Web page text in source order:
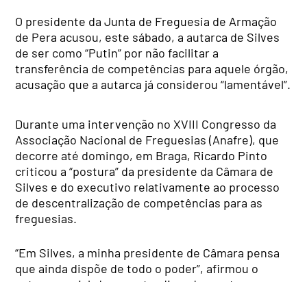
O presidente da Junta de Freguesia de Armação
de Pera acusou, este sábado, a autarca de Silves
de ser como “Putin” por não facilitar a
transferência de competências para aquele órgão,
acusação que a autarca já considerou “lamentável”.
Durante uma intervenção no XVIII Congresso da
Associação Nacional de Freguesias (Anafre), que
decorre até domingo, em Braga, Ricardo Pinto
criticou a “postura” da presidente da Câmara de
Silves e do executivo relativamente ao processo
de descentralização de competências para as
freguesias.
“Em Silves, a minha presidente de Câmara pensa
que ainda dispõe de todo o poder”, afirmou o